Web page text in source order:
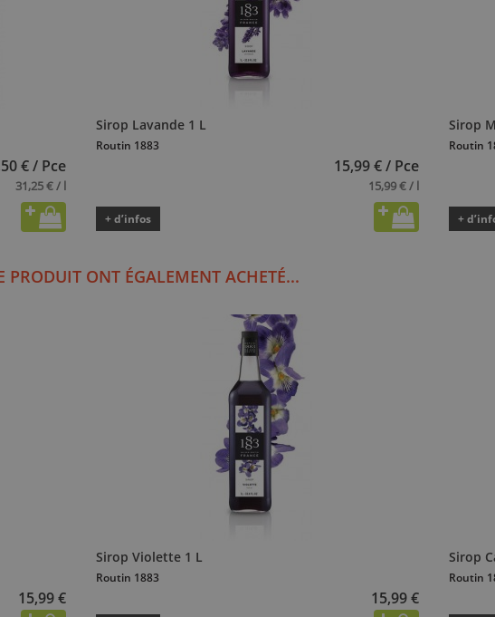
€ / Pce
31,25 € / l
Sirop Lavande 1 L
Routin 1883
15,99 € / Pce
15,99 € / l
+ d’infos
Sirop
Routin
+
PRODUIT ONT ÉGALEMENT ACHETÉ...
15,99 €
Sirop Violette 1 L
Routin 1883
15,99 €
Sirop
Routin